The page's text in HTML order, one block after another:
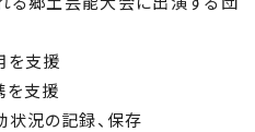
を支援
支援
況の記録、保存